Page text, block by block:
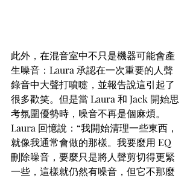
此外，在混音室中不只是機器可能會產
生噪音：Laura 承認在一次重要的人聲
錄音中大聲打噴嚏，並報告說這引起了
很多歡笑。但是當 Laura 和 Jack 開始思
考氛圍優勢時，噪音不再是個麻煩。
Laura 回憶說：“我開始清理一些東西，
就像我通常會做的那樣。我要麼用 EQ
刪除噪音，要麼只是將人聲剪切得更緊
一些，這樣就仍然有噪音，但它不那麼